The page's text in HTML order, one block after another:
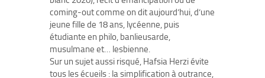
coming-out comme on dit aujourd’hui, d’une
jeune fille de 18 ans, lycéenne, puis
étudiante en philo, banlieusarde,
musulmane et… lesbienne.
Sur un sujet aussi risqué, Hafsia Herzi évite
tous les écueils : la simplification à outrance,